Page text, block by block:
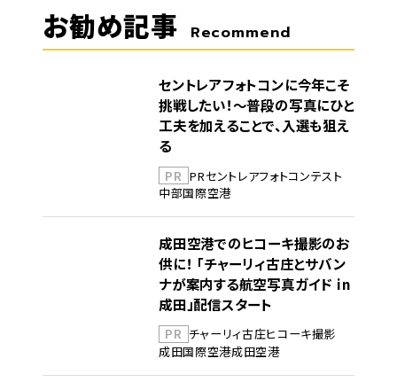
お勧め記事 Recommend
セントレアフォトコンに今年こそ
挑戦したい！～普段の写真にひと
工夫を加えることで、入選も狙え
る
PR PRセントレアフォトコンテスト
中部国際空港
成田空港でのヒコーキ撮影のお
供に！ 「チャーリィ古庄とサバン
ナが案内する航空写真ガイド in
成田」配信スタート
PR チャーリィ古庄ヒコーキ撮影
成田国際空港成田空港